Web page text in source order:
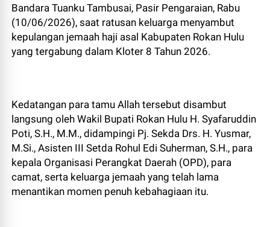
Bandara Tuanku Tambusai, Pasir Pengaraian, Rabu
(10/06/2026), saat ratusan keluarga menyambut
kepulangan jemaah haji asal Kabupaten Rokan Hulu
yang tergabung dalam Kloter 8 Tahun 2026.
Kedatangan para tamu Allah tersebut disambut
langsung oleh Wakil Bupati Rokan Hulu H. Syafaruddin
Poti, S.H., M.M., didampingi Pj. Sekda Drs. H. Yusmar,
M.Si., Asisten III Setda Rohul Edi Suherman, S.H., para
kepala Organisasi Perangkat Daerah (OPD), para
camat, serta keluarga jemaah yang telah lama
menantikan momen penuh kebahagiaan itu.